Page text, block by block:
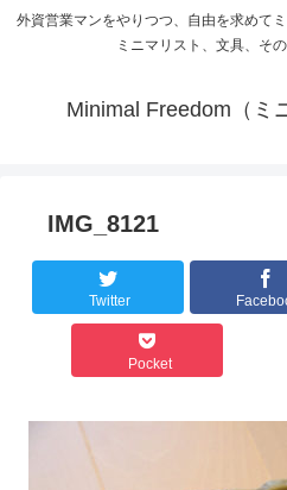
外資営業マンをやりつつ、自由を求めて
ミニマリスト、文具、そ
Minimal Freedom（ミ
IMG_8121
Twitter
Pocket